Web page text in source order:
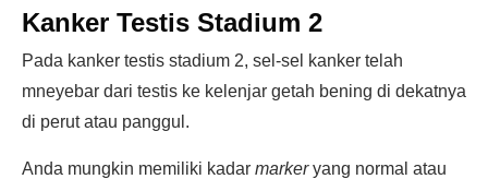
Kanker Testis Stadium 2
Pada kanker testis stadium 2, sel-sel kanker telah
mneyebar dari testis ke kelenjar getah bening di dekatnya
di perut atau panggul.
Anda mungkin memiliki kadar markeryang normal atau